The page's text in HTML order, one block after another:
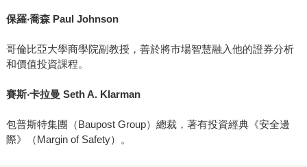
保羅‧喬森Paul Johnson
哥倫比亞大學商學院副教授，善於將市場智慧融入他的證券分析
和價值投資課程。
賽斯‧卡拉曼 Seth A. Klarman
包普斯特集團（Baupost Group）總裁，著有投資經典《安全邊
際》（Margin of Safety）。